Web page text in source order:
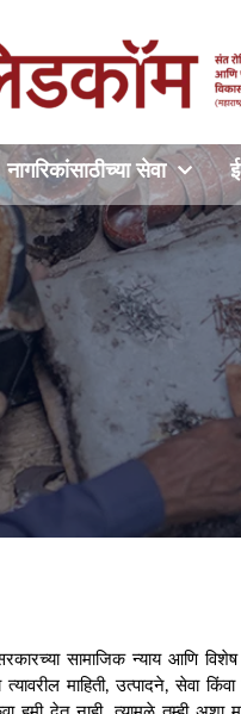
नागरिकांसाठीच्या सेवा
सामाजिक न्याय आणि विशेष
माहिती, उत्पादने, सेवा